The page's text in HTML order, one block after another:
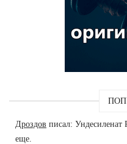
Дроздов писал: Ундесиленат
еще.